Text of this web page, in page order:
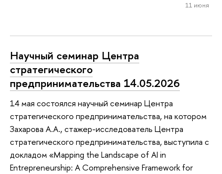
11 июня
Научный семинар Центра
стратегического
предпринимательства 14.05.2026
14 мая состоялся научный семинар Центра
стратегического предпринимательства, на котором
Захарова А.А., стажер-исследователь Центра
стратегического предпринимательства, выступила с
докладом «Mapping the Landscape of AI in
Entrepreneurship: A Comprehensive Framework for